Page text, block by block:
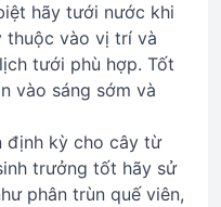
hãy tưới nước khi
thuộc vào vị trí và
tưới phù hợp. Tốt
vào sáng sớm và
định kỳ cho cây từ
trưởng tốt hãy sử
phân trùn quế viên,